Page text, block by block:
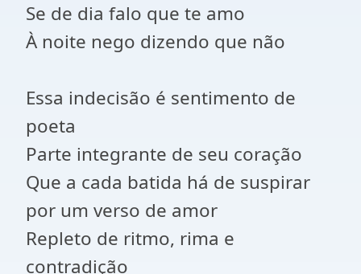
Se de dia falo que te amo
À noite nego dizendo que não
Essa indecisão é sentimento de
poeta
Parte integrante de seu coração
Que a cada batida há de suspirar
por um verso de amor
Repleto de ritmo, rima e
contradição